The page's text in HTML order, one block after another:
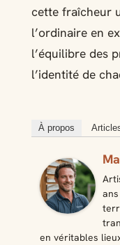
cette fraîcheur
l’ordinaire en
l’équilibre des
l’identité de
À propos
en véritables